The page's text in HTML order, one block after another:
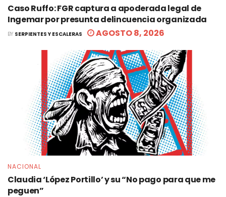
Caso Ruffo: FGR captura a apoderada legal de
Ingemar por presunta delincuencia organizada
BY SERPIENTES Y ESCALERAS AGOSTO 8, 2026
NACIONAL
Claudia ‘López Portillo’ y su “No pago para que me
peguen”